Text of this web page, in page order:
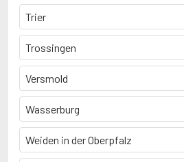
Trier
Trossingen
Versmold
Wasserburg
Weiden in der Oberpfalz